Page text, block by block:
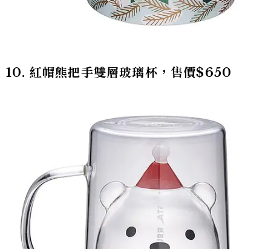
10. 紅帽熊把手雙層玻璃杯，售價$650